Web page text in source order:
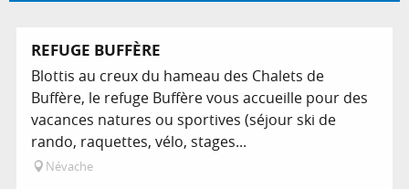
Programme l'animation...
REFUGE BUFFÈRE
Blottis au creux du hameau des Chalets de
Buffère, le refuge Buffère vous accueille pour des
vacances natures ou sportives (séjour ski de
rando, raquettes, vélo, stages...
Névache